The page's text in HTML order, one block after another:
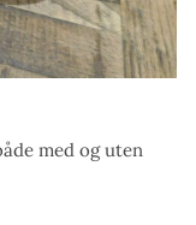
med og uten